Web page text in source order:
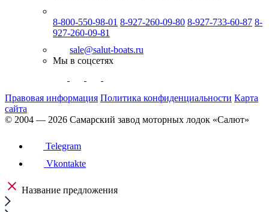
8-800-550-98-01 8-927-260-09-80 8-927-733-60-87 8-
927-260-09-81
sale@salut-boats.ru
Мы в соцсетях
Правовая информация Политика конфиденциальности Карта
сайта
© 2004 — 2026 Самарский завод моторных лодок «Cалют»
Telegram
Vkontakte
Название предложения